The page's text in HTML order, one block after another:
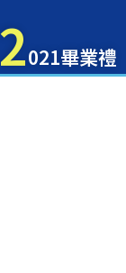
2021畢業禮